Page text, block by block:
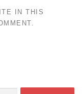
IN THIS